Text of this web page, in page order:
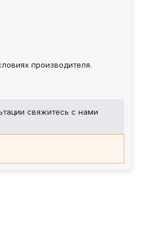
производителя.
свяжитесь с нами